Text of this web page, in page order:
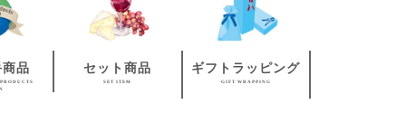
品 セット商品
SET ITEM
ギフトラッピング
GIFT WRAPPING